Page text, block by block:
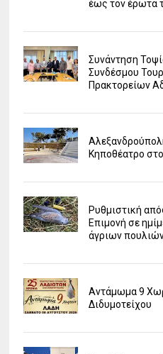
έως τον έρωτα
Συνάντηση
Συνδέσμου
Πρακτορείων
Κηποθέατρο
Ρυθμιστική
Επιμονή σε
άγριων
Αντάμωμα 9
Διδυμοτείχου